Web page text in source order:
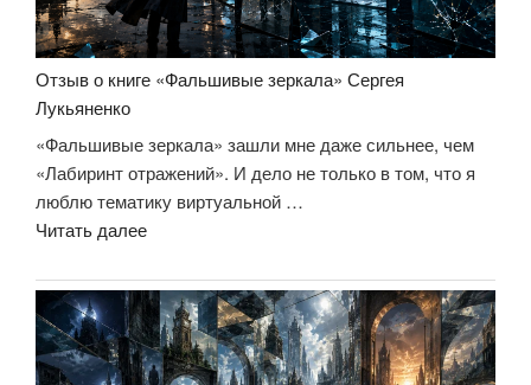
Отзыв о книге «Фальшивые зеркала» Сергея
Лукьяненко
«Фальшивые зеркала» зашли мне даже сильнее, чем
«Лабиринт отражений». И дело не только в том, что я
люблю тематику виртуальной …
Читать далее«Отзыв
книге
«Фальшивые
зеркала»
Сергея